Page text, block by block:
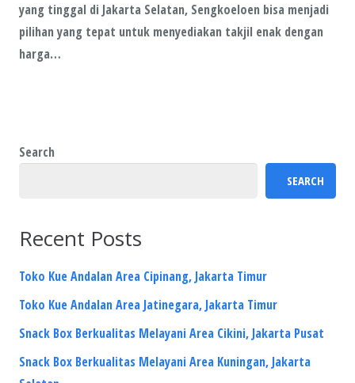
yang tinggal di Jakarta Selatan, Sengkoeloen bisa menjadi
pilihan yang tepat untuk menyediakan takjil enak dengan
harga…
Search
SEARCH
Recent Posts
Toko Kue Andalan Area Cipinang, Jakarta Timur
Toko Kue Andalan Area Jatinegara, Jakarta Timur
Snack Box Berkualitas Melayani Area Cikini, Jakarta Pusat
Snack Box Berkualitas Melayani Area Kuningan, Jakarta